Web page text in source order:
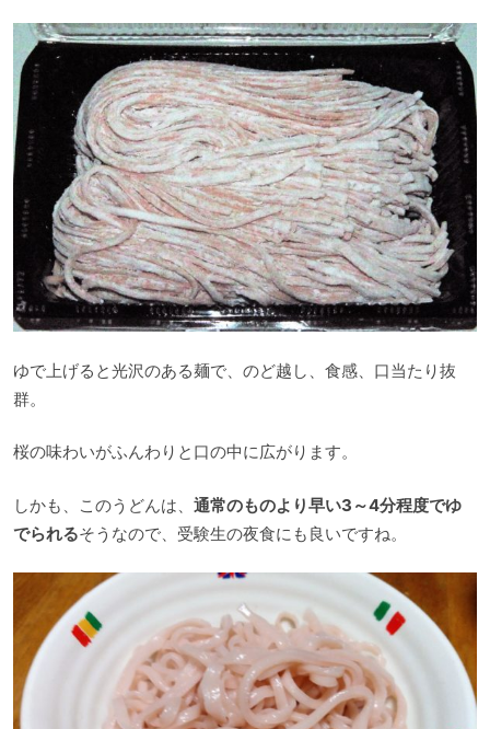
ゆで上げると光沢のある麺で、のど越し、食感、口当たり抜
群。
桜の味わいがふんわりと口の中に広がります。
しかも、このうどんは、 通常のものより早い3～4分程度でゆ
でられるそうなので、受験生の夜食にも良いですね。